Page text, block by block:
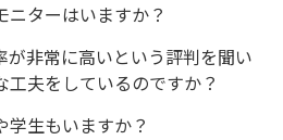
ニターはいますか？
が非常に高いという評判を聞い
工夫をしているのですか？
学生もいますか？